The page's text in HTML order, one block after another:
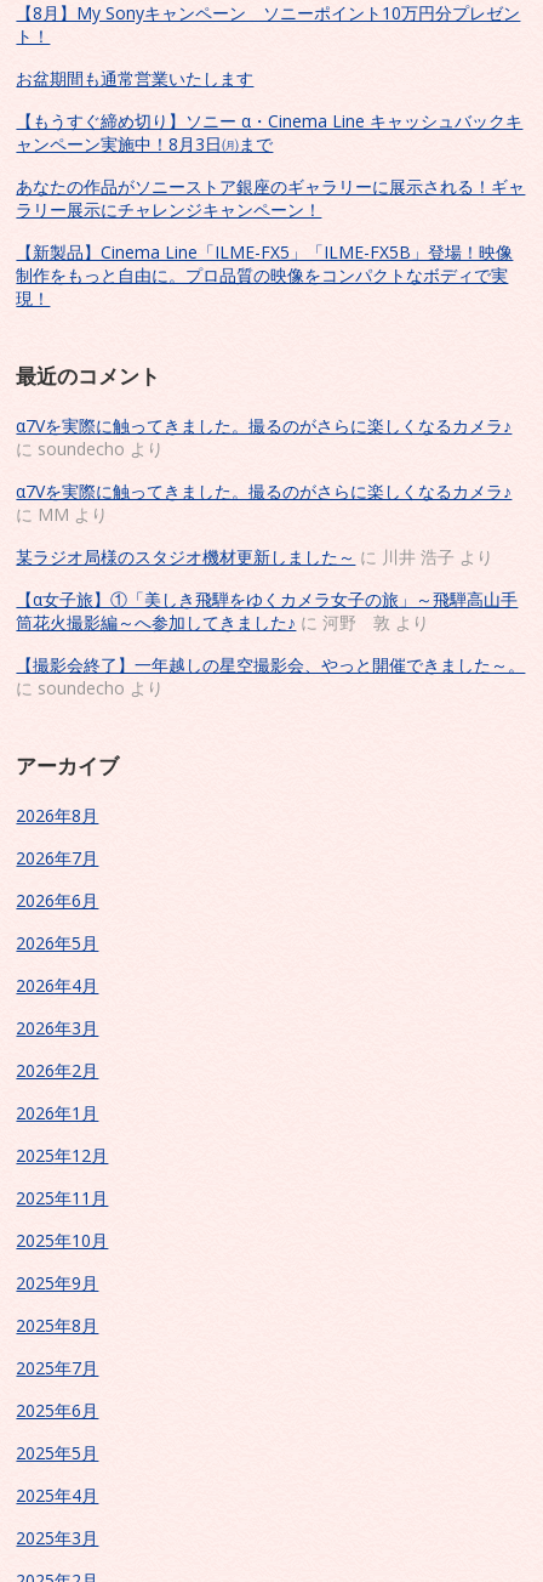
【8月】My Sonyキャンペーン ソニーポイント10万円分プレゼン
ト！
お盆期間も通常営業いたします
【もうすぐ締め切り】ソニー α・Cinema Line キャッシュバックキ
ャンペーン実施中！8月3日㈪まで
あなたの作品がソニーストア銀座のギャラリーに展示される！ギャ
ラリー展示にチャレンジキャンペーン！
【新製品】Cinema Line「ILME-FX5」「ILME-FX5B」登場！映像
制作をもっと自由に。プロ品質の映像をコンパクトなボディで実
現！
最近のコメント
α7Vを実際に触ってきました。撮るのがさらに楽しくなるカメラ♪
に soundecho より
α7Vを実際に触ってきました。撮るのがさらに楽しくなるカメラ♪
に MM より
某ラジオ局様のスタジオ機材更新しました～ に 川井 浩子 より
【α女子旅】①「美しき飛騨をゆくカメラ女子の旅」～飛騨高山手
筒花火撮影編～へ参加してきました♪ に河野 敦 より
【撮影会終了】一年越しの星空撮影会、やっと開催できました～。
に soundecho より
アーカイブ
2026年8月
2026年7月
2026年6月
2026年5月
2026年4月
2026年3月
2026年2月
2026年1月
2025年12月
2025年11月
2025年10月
2025年9月
2025年8月
2025年7月
2025年6月
2025年5月
2025年4月
2025年3月